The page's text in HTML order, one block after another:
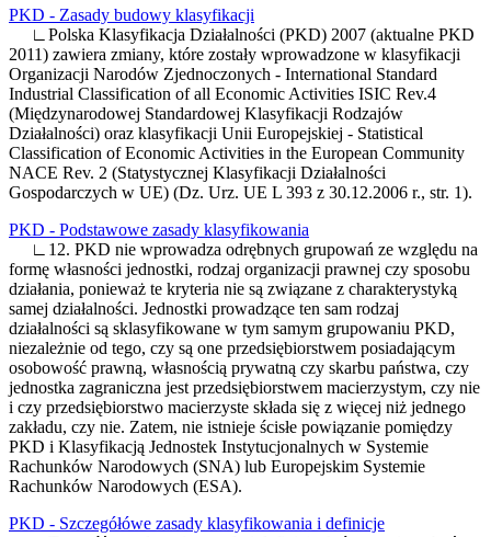
PKD - Zasady budowy klasyfikacji
∟Polska Klasyfikacja Działalności (PKD) 2007 (aktualne PKD
2011) zawiera zmiany, które zostały wprowadzone w klasyfikacji
Organizacji Narodów Zjednoczonych - International Standard
Industrial Classification of all Economic Activities ISIC Rev.4
(Międzynarodowej Standardowej Klasyfikacji Rodzajów
Działalności) oraz klasyfikacji Unii Europejskiej - Statistical
Classification of Economic Activities in the European Community
NACE Rev. 2 (Statystycznej Klasyfikacji Działalności
Gospodarczych w UE) (Dz. Urz. UE L 393 z 30.12.2006 r., str. 1).
PKD - Podstawowe zasady klasyfikowania
∟12. PKD nie wprowadza odrębnych grupowań ze względu na
formę własności jednostki, rodzaj organizacji prawnej czy sposobu
działania, ponieważ te kryteria nie są związane z charakterystyką
samej działalności. Jednostki prowadzące ten sam rodzaj
działalności są sklasyfikowane w tym samym grupowaniu PKD,
niezależnie od tego, czy są one przedsiębiorstwem posiadającym
osobowość prawną, własnością prywatną czy skarbu państwa, czy
jednostka zagraniczna jest przedsiębiorstwem macierzystym, czy nie
i czy przedsiębiorstwo macierzyste składa się z więcej niż jednego
zakładu, czy nie. Zatem, nie istnieje ścisłe powiązanie pomiędzy
PKD i Klasyfikacją Jednostek Instytucjonalnych w Systemie
Rachunków Narodowych (SNA) lub Europejskim Systemie
Rachunków Narodowych (ESA).
PKD - Szczegółówe zasady klasyfikowania i definicje